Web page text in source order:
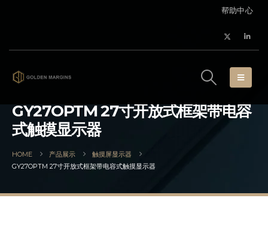
帮助中心
GY27OPTM 27寸开放式框架带电容
式触摸显示器
HOME 产品展示
触摸屏显示器
GY27OPTM 27寸开放式框架带电容式触摸显示器